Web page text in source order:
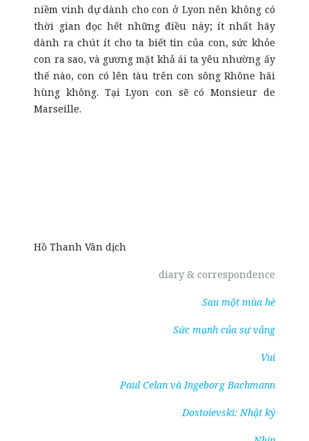
niềm vinh dự dành cho con ở Lyon nên không có
thời gian đọc hết những điều này; ít nhất hãy
dành ra chút ít cho ta biết tin của con, sức khỏe
con ra sao, và gương mặt khả ái ta yêu nhường ấy
thế nào, con có lên tàu trên con sông Rhône hãi
hùng không. Tại Lyon con sẽ có Monsieur de
Marseille.
Hồ Thanh Vân dịch
diary & correspondence
Sau một mùa hè
Sức mạnh của sự vắng
Vui
Paul Celan và Ingeborg Bachmann
Dostoievski: Nhật ký